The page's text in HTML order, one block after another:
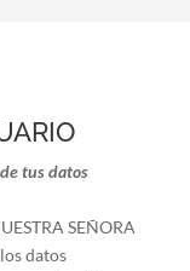
tus datos
SEÑORA
datos